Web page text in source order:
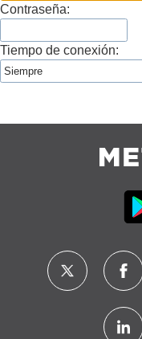
Contraseña:
Tiempo de conexión: